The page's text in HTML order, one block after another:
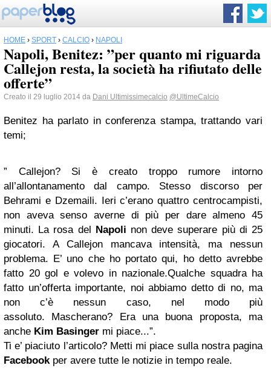
HOME › SPORT › CALCIO › NAPOLI
Napoli, Benitez: ”per quanto mi riguarda
Callejon resta, la società ha rifiutato delle
offerte”
Creato il 29 luglio 2014 da Dani Ultimissimecalcio @UltimeCalcio
Benitez ha parlato in conferenza stampa, trattando vari
temi;
” Callejon? Si è creato troppo rumore intorno
all’allontanamento dal campo. Stesso discorso per
Behrami e Dzemaili. Ieri c’erano quattro centrocampisti,
non aveva senso averne di più per dare almeno 45
minuti. La rosa del Napoli non deve superare più di 25
giocatori. A Callejon mancava intensità, ma nessun
problema. E’ uno che ho portato qui, ho detto avrebbe
fatto 20 gol e volevo in nazionale.Qualche squadra ha
fatto un’offerta importante, noi abbiamo detto di no, ma
non c’è nessun caso, nel modo più
assoluto. Mascherano? Era una buona proposta, ma
anche Kim Basinger mi piace...”.
Ti e’ piaciuto l’articolo? Metti mi piace sulla nostra pagina
Facebookper avere tutte le notizie in tempo reale.